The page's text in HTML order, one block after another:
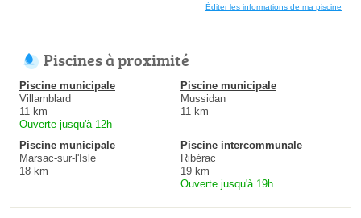
Éditer les informations de ma piscine
Piscines à proximité
Piscine municipale
Villamblard
11 km
Ouverte jusqu'à 12h
Piscine municipale
Mussidan
11 km
Piscine municipale
Marsac-sur-l'Isle
18 km
Piscine intercommunale
Ribérac
19 km
Ouverte jusqu'à 19h